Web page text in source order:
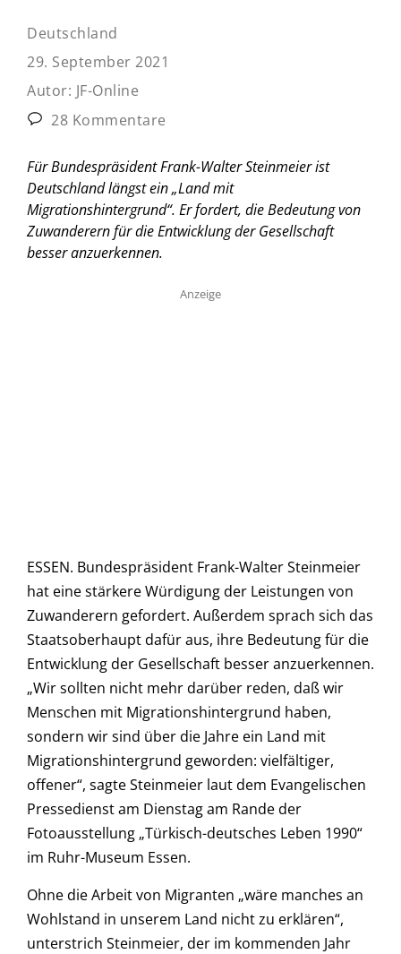
Deutschland
29. September 2021
Autor: JF-Online
28 Kommentare
Für Bundespräsident Frank-Walter Steinmeier ist
Deutschland längst ein „Land mit
Migrationshintergrund“. Er fordert, die Bedeutung von
Zuwanderern für die Entwicklung der Gesellschaft
besser anzuerkennen.
Anzeige
ESSEN. Bundespräsident Frank-Walter Steinmeier
hat eine stärkere Würdigung der Leistungen von
Zuwanderern gefordert. Außerdem sprach sich das
Staatsoberhaupt dafür aus, ihre Bedeutung für die
Entwicklung der Gesellschaft besser anzuerkennen.
„Wir sollten nicht mehr darüber reden, daß wir
Menschen mit Migrationshintergrund haben,
sondern wir sind über die Jahre ein Land mit
Migrationshintergrund geworden: vielfältiger,
offener“, sagte Steinmeier laut dem Evangelischen
Pressedienst am Dienstag am Rande der
Fotoausstellung „Türkisch-deutsches Leben 1990“
im Ruhr-Museum Essen.
Ohne die Arbeit von Migranten „wäre manches an
Wohlstand in unserem Land nicht zu erklären“,
unterstrich Steinmeier, der im kommenden Jahr